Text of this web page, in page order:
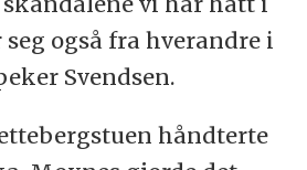
også fra hverandre i
Svendsen.
håndterte